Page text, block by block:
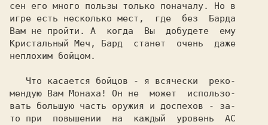
сен его много пользы только поначалу. Но в
игре есть несколько мест,  где  без  Барда
Вам не пройти. А  когда  Вы  добудете  ему
Кристальный Меч, Бард  станет  очень  даже
неплохим бойцом.
мендую Вам Монаха! Он не  может  использо-
вать большую часть оружия и доспехов - за-
то при  повышении  на  каждый  уровень  AC